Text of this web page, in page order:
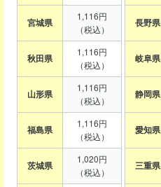
宮城県
1,116円
（税込）
秋田県
1,116円
（税込）
山形県
1,116円
（税込）
福島県
1,116円
（税込）
茨城県
1,020円
（税込）
長野県
岐阜県
静岡県
愛知県
三重県